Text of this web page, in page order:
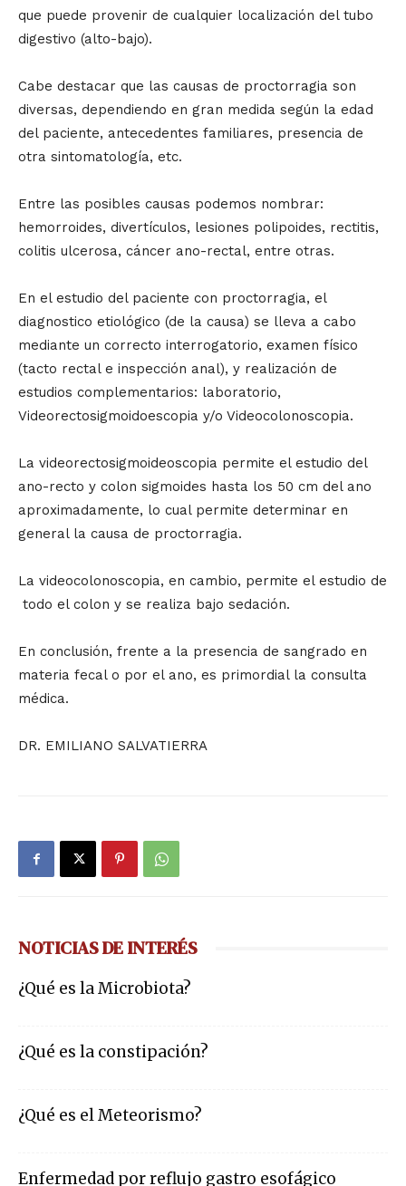
que puede provenir de cualquier localización del tubo
digestivo (alto-bajo).
Cabe destacar que las causas de proctorragia son
diversas, dependiendo en gran medida según la edad
del paciente, antecedentes familiares, presencia de
otra sintomatología, etc.
Entre las posibles causas podemos nombrar:
hemorroides, divertículos, lesiones polipoides, rectitis,
colitis ulcerosa, cáncer ano-rectal, entre otras.
En el estudio del paciente con proctorragia, el
diagnostico etiológico (de la causa) se lleva a cabo
mediante un correcto interrogatorio, examen físico
(tacto rectal e inspección anal), y realización de
estudios complementarios: laboratorio,
Videorectosigmoidoescopia y/o Videocolonoscopia.
La videorectosigmoideoscopia permite el estudio del
ano-recto y colon sigmoides hasta los 50 cm del ano
aproximadamente, lo cual permite determinar en
general la causa de proctorragia.
La videocolonoscopia, en cambio, permite el estudio de
todo el colon y se realiza bajo sedación.
En conclusión, frente a la presencia de sangrado en
materia fecal o por el ano, es primordial la consulta
médica.
DR. EMILIANO SALVATIERRA
NOTICIAS DE INTERÉS
¿Qué es la Microbiota?
¿Qué es la constipación?
¿Qué es el Meteorismo?
Enfermedad por reflujo gastro esofágico